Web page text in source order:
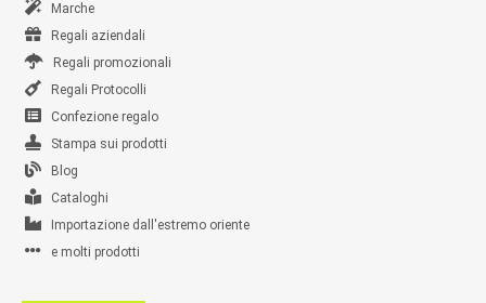
Marche
Regali aziendali
Regali promozionali
Regali Protocolli
Confezione regalo
Stampa sui prodotti
Blog
Cataloghi
Importazione dall'estremo oriente
e molti prodotti